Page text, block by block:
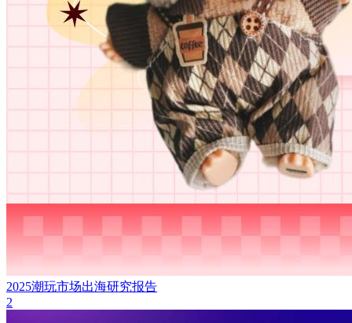
2025潮玩市场出海研究报告
2